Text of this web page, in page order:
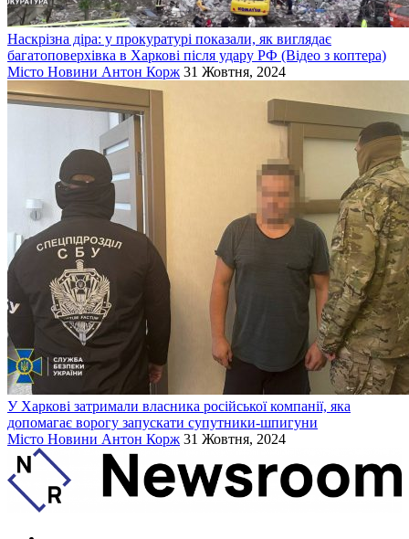
Наскрізна діра: у прокуратурі показали, як виглядає
багатоповерхівка в Харкові після удару РФ (Відео з коптера)
Місто Новини Антон Корж 31 Жовтня, 2024
У Харкові затримали власника російської компанії, яка
допомагає ворогу запускати супутники-шпигуни
Місто Новини Антон Корж 31 Жовтня, 2024